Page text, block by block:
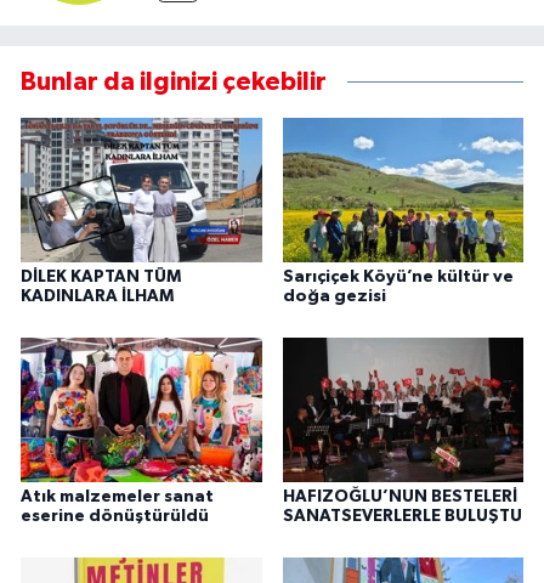
Bunlar da ilginizi çekebilir
DİLEK KAPTAN TÜM
KADINLARA İLHAM
Sarıçiçek Köyü’ne kültür ve
doğa gezisi
Atık malzemeler sanat
eserine dönüştürüldü
HAFIZOĞLU’NUN BESTELERİ
SANATSEVERLERLE BULUŞTU